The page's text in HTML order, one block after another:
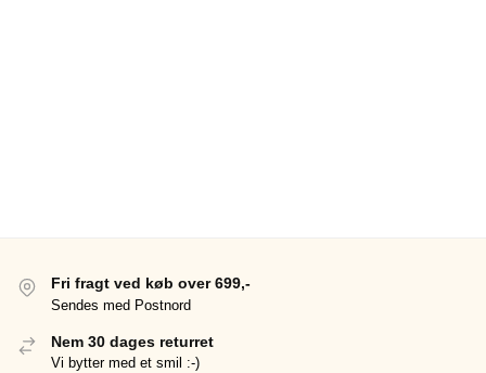
Fri fragt ved køb over 699,-
Sendes med Postnord
Nem 30 dages returret
Vi bytter med et smil :-)